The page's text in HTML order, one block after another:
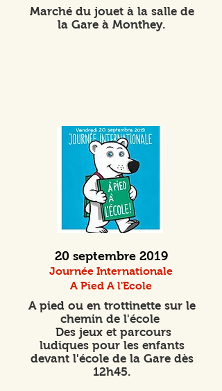
Marché du jouet à la salle de
la Gare à Monthey.
20 septembre 2019
Journée Internationale
A Pied A l'Ecole
A pied ou en trottinette sur le
chemin de l'école
Des jeux et parcours
ludiques pour les enfants
devant l'école de la Gare dès
12h45.